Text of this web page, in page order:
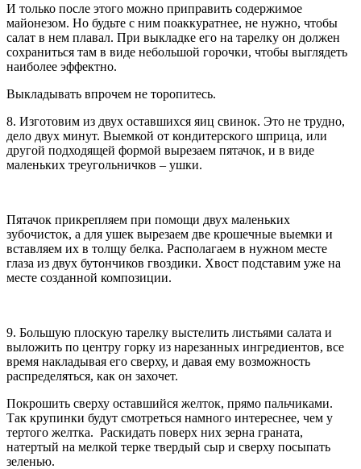
И только после этого можно приправить содержимое
майонезом. Но будьте с ним поаккуратнее, не нужно, чтобы
салат в нем плавал. При выкладке его на тарелку он должен
сохраниться там в виде небольшой горочки, чтобы выглядеть
наиболее эффектно.
Выкладывать впрочем не торопитесь.
8. Изготовим из двух оставшихся яиц свинок. Это не трудно,
дело двух минут. Выемкой от кондитерского шприца, или
другой подходящей формой вырезаем пятачок, и в виде
маленьких треугольничков – ушки.
Пятачок прикрепляем при помощи двух маленьких
зубочисток, а для ушек вырезаем две крошечные выемки и
вставляем их в толщу белка. Располагаем в нужном месте
глаза из двух бутончиков гвоздики. Хвост подставим уже на
месте созданной композиции.
9. Большую плоскую тарелку выстелить листьями салата и
выложить по центру горку из нарезанных ингредиентов, все
время накладывая его сверху, и давая ему возможность
распределяться, как он захочет.
Покрошить сверху оставшийся желток, прямо пальчиками.
Так крупинки будут смотреться намного интереснее, чем у
тертого желтка. Раскидать поверх них зерна граната,
натертый на мелкой терке твердый сыр и сверху посыпать
зеленью.